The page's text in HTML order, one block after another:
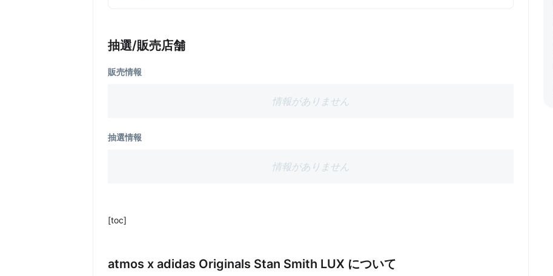
抽選/販売店舗
販売情報
情報がありません
抽選情報
情報がありません
[toc]
atmos x adidas Originals Stan Smith LUX について